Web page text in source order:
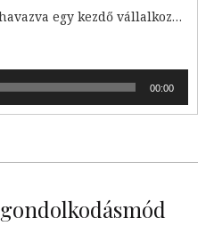
“2. Miért van elhavazva egy kezdő vállalkozó?”
00:00